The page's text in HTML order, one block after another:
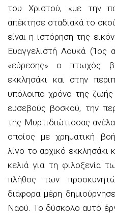
του Χριστού, «με την
απέκτησε σταδιακά το
είναι η ιστόρηση της
Ευαγγελιστή Λουκά (1ος
«εύρεσης» ο πτωχός
εκκλησάκι και στην
υπόλοιπο χρόνο της
ευσεβούς βοσκού, την
της Μυρτιδιώτισσας
οποίος με χρηματική
λίγο το αρχικό εκκλησάκι
κελιά για τη φιλοξενία
πλήθος των
διάφορα μέρη
Ναού. Το δύσκολο αυτό